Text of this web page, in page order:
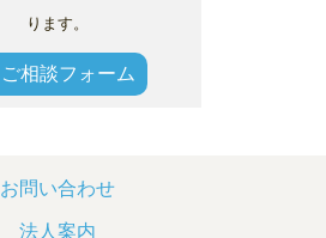
ります。
ご相談フォーム
お問い合わせ
法人案内